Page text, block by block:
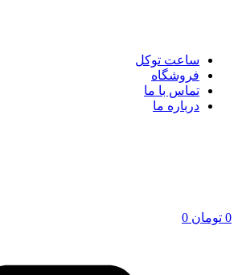
ساعت توکل
فروشگاه
تماس با ما
درباره ما
0 تومان 0